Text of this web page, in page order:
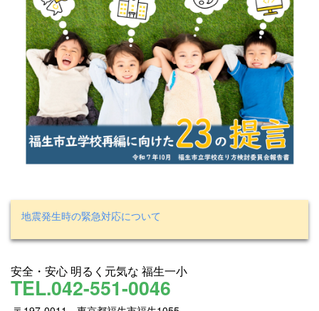
地震発生時の緊急対応について
安全・安心 明るく元気な 福生一小
TEL.042-551-0046